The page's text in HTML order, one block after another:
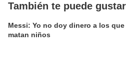
También te puede gustar
Messi: Yo no doy dinero a los que
matan niños